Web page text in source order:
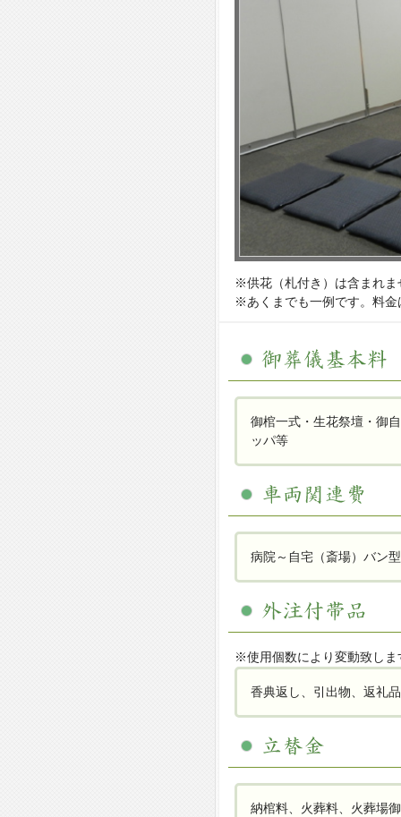
※供花（札付き）は含まれま
※あくまでも一例です。料金
御棺一式・生花祭壇・御
ッパ等
病院～自宅（斎場）バン
※使用個数により変動致しま
香典返し、引出物、返礼
納棺料、火葬料、火葬場